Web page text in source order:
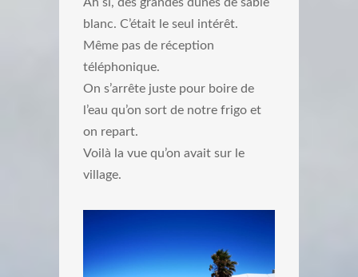
blanc. C’était le seul intérêt.
Même pas de réception
téléphonique.
On s’arrête juste pour boire de
l’eau qu’on sort de notre frigo et
on repart.
Voilà la vue qu’on avait sur le
village.